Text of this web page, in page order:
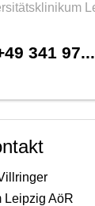
341 97...
Leipzig AöR